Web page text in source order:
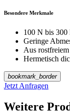
Besondere Merkmale
100 N bis 300
Geringe
Aus
Hermetisch
bookmark_border
Jetzt Anfragen
Weitere